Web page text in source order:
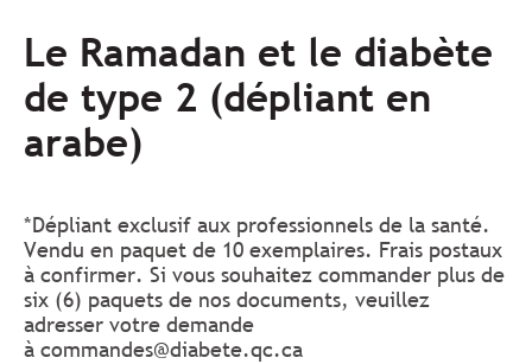
Le Ramadan et le diabète
de type 2 (dépliant en
arabe)
*Dépliant exclusif aux professionnels de la santé.
Vendu en paquet de 10 exemplaires. Frais postaux
à confirmer. Si vous souhaitez commander plus de
six (6) paquets de nos documents, veuillez
adresser votre demande
à commandes@diabete.qc.ca